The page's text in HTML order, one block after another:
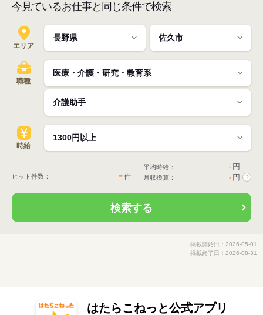
今見ているお仕事と同じ条件で検索
エリア
職種
時給
ヒット件数： -件
平均時給： - 円
月収換算： - 円 ?
検索する
掲載開始日：2026-05-01
掲載終了日：2026-08-31
はたらこねっと公式アプリ